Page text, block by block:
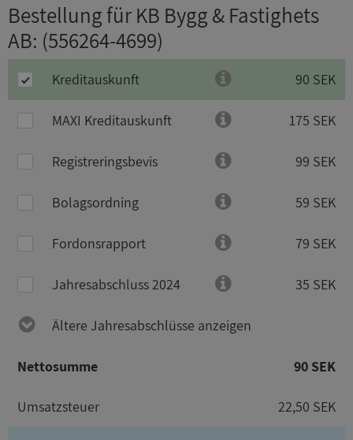
Bestellung für KB Bygg & Fastighets
AB: (556264-4699)
Kreditauskunft 90 SEK
MAXI Kreditauskunft 175 SEK
Registreringsbevis 99 SEK
Bolagsordning 59 SEK
Fordonsrapport 79 SEK
Jahresabschluss 2024 35 SEK
Ältere Jahresabschlüsse anzeigen
Nettosumme 90 SEK
Umsatzsteuer 22,50 SEK